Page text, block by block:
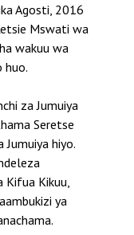
Agosti, 2016
Mswati wa
wakuu wa
huo.
za Jumuiya
Seretse
hiyo.
Kifua Kikuu,
ya